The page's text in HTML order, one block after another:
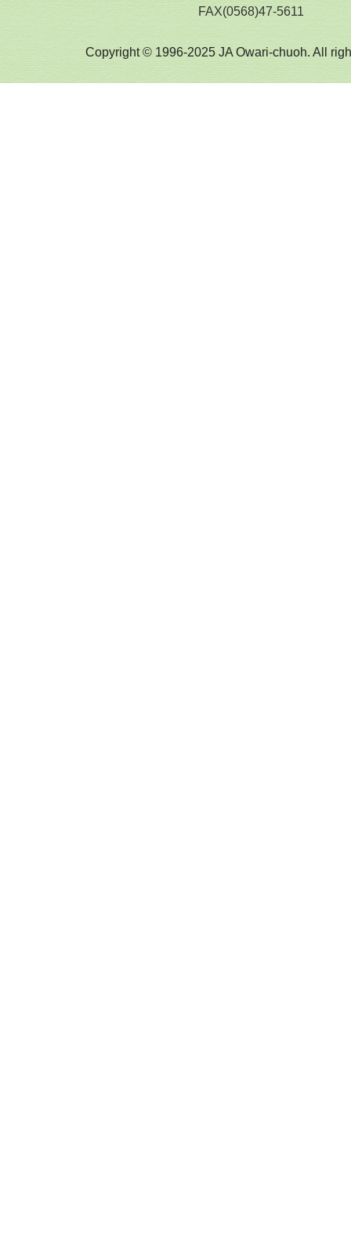
FAX(0568)47-5611
Copyright © 1996-2025 JA Owari-chuoh. All